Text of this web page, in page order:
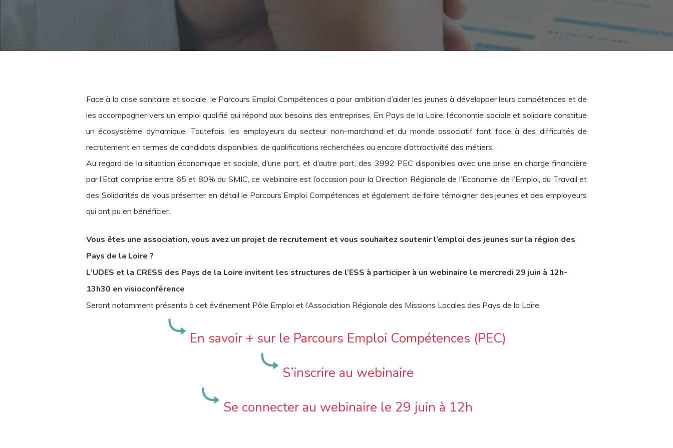
Face à la crise sanitaire et sociale, le Parcours Emploi Compétences a pour ambition d’aider les jeunes à développer leurs compétences et de
les accompagner vers un emploi qualifié qui répond aux besoins des entreprises. En Pays de la Loire, l’économie sociale et solidaire constitue
un écosystème dynamique. Toutefois, les employeurs du secteur non-marchand et du monde associatif font face à des difficultés de
recrutement en termes de candidats disponibles, de qualifications recherchées ou encore d’attractivité des métiers.
Au regard de la situation économique et sociale, d’une part, et d’autre part, des 3992 PEC disponibles avec une prise en charge financière
par l’Etat comprise entre 65 et 80% du SMIC, ce webinaire est l’occasion pour la Direction Régionale de l’Economie, de l’Emploi, du Travail et
des Solidarités de vous présenter en détail le Parcours Emploi Compétences et également de faire témoigner des jeunes et des employeurs
qui ont pu en bénéficier.
Vous êtes une association, vous avez un projet de recrutement et vous souhaitez soutenir l’emploi des jeunes sur la région des
Pays de la Loire ?
L’UDES et la CRESS des Pays de la Loire invitent les structures de l’ESS à participer à un webinaire le mercredi 29 juin à 12h-
13h30 en visioconférence
Seront notamment présents à cet événement Pôle Emploi et l’Association Régionale des Missions Locales des Pays de la Loire.
En savoir + sur le Parcours Emploi Compétences (PEC)
S’inscrire au webinaire
Se connecter au webinaire le 29 juin à 12h